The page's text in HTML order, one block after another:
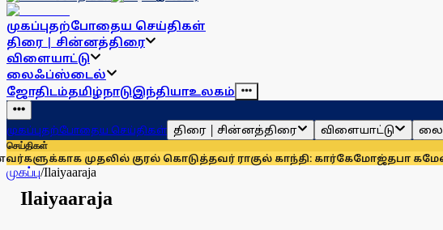
முகப்புதற்போதைய செய்திகள்
திரை | சின்னத்திரை
விளையாட்டு
லைஃப்ஸ்டைல்
ஜோதிடம்தமிழ்நாடுஇந்தியாஉலகம்
முகப்புதற்போதைய செய்திகள் திரை | சின்னத்திரை விளையாட்டு
செய்திகள்
முதலில் குரல் கொடுத்தவர் ராகுல் காந்தி: கார்கேமோஜ்தபா கமேனி
முகப்பு/Ilaiyaaraja
Ilaiyaaraja